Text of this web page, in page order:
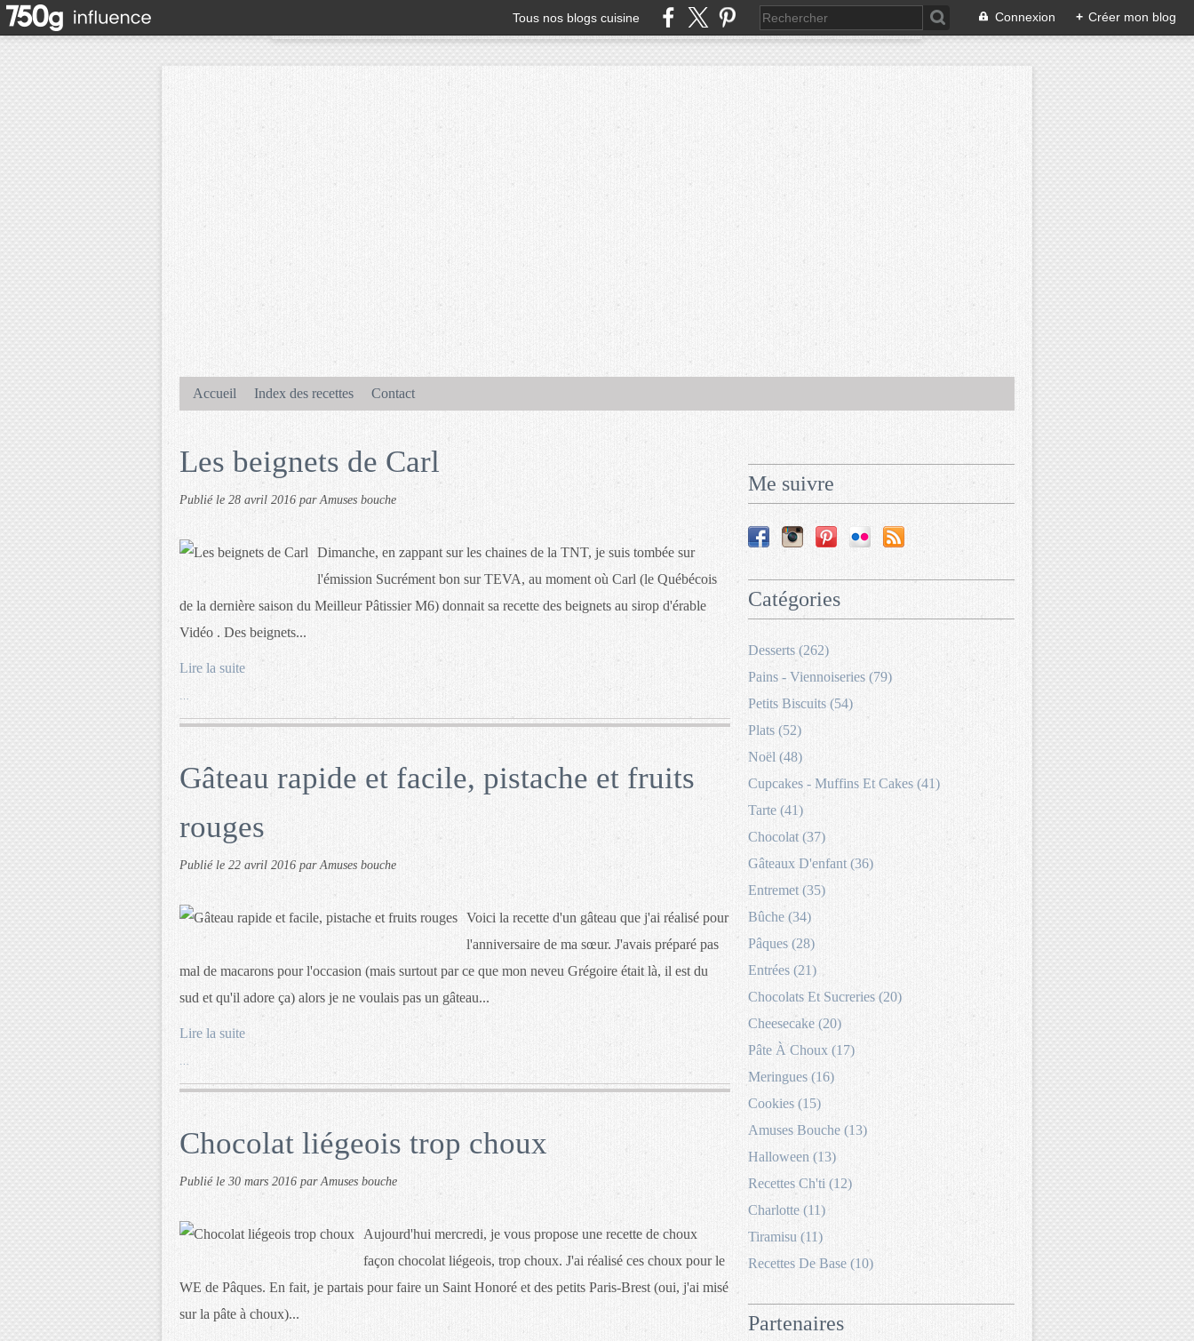
Tous nos blogs cuisine Connexion + Créer mon blog
Accueil Index des recettes Contact
Les beignets de Carl
Publié le 28 avril 2016 par Amuses bouche
Dimanche, en zappant sur les chaines de la TNT, je suis tombée sur
l'émission Sucrément bon sur TEVA, au moment où Carl (le Québécois
de la dernière saison du Meilleur Pâtissier M6) donnait sa recette des beignets au sirop d'érable
Vidéo . Des beignets...
Lire la suite
Gâteau rapide et facile, pistache et fruits
rouges
Publié le 22 avril 2016 par Amuses bouche
Voici la recette d'un gâteau que j'ai réalisé pour
l'anniversaire de ma sœur. J'avais préparé pas
mal de macarons pour l'occasion (mais surtout par ce que mon neveu Grégoire était là, il est du
sud et qu'il adore ça) alors je ne voulais pas un gâteau...
Lire la suite
Chocolat liégeois trop choux
Publié le 30 mars 2016 par Amuses bouche
Aujourd'hui mercredi, je vous propose une recette de choux
façon chocolat liégeois, trop choux. J'ai réalisé ces choux pour le
WE de Pâques. En fait, je partais pour faire un Saint Honoré et des petits Paris-Brest (oui, j'ai misé
sur la pâte à choux)...
Me suivre
Catégories
Desserts (262)
Pains - Viennoiseries (79)
Petits Biscuits (54)
Plats (52)
Noël (48)
Cupcakes - Muffins Et Cakes (41)
Tarte (41)
Chocolat (37)
Gâteaux D'enfant (36)
Entremet (35)
Bûche (34)
Pâques (28)
Entrées (21)
Chocolats Et Sucreries (20)
Cheesecake (20)
Pâte À Choux (17)
Meringues (16)
Cookies (15)
Amuses Bouche (13)
Halloween (13)
Recettes Ch'ti (12)
Charlotte (11)
Tiramisu (11)
Recettes De Base (10)
Partenaires